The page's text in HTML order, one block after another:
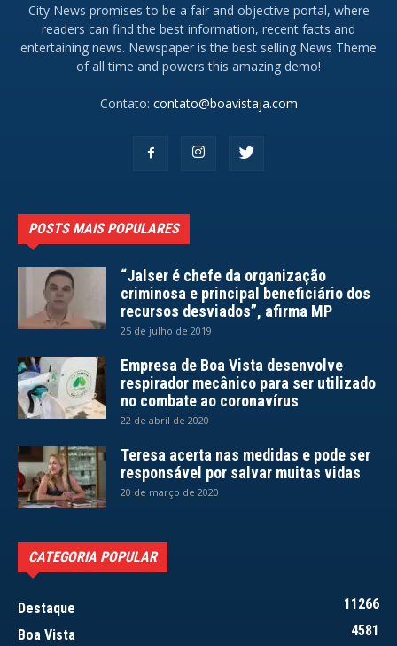
City News promises to be a fair and objective portal, where
readers can find the best information, recent facts and
entertaining news. Newspaper is the best selling News Theme
of all time and powers this amazing demo!
Contato: contato@boavistaja.com
POSTS MAIS POPULARES
“Jalser é chefe da organização
criminosa e principal beneficiário dos
recursos desviados”, afirma MP
25 de julho de 2019
Empresa de Boa Vista desenvolve
respirador mecânico para ser utilizado
no combate ao coronavírus
22 de abril de 2020
Teresa acerta nas medidas e pode ser
responsável por salvar muitas vidas
20 de março de 2020
CATEGORIA POPULAR
Destaque
11266
Boa Vista
4581